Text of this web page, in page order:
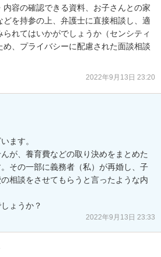
内容の確認できる資料、お子さんとの家
を持参の上、弁護士に直接相談し、適
れてはいかがでしょうか（センシティ
、プライバシーに配慮された面談相談
2022年9月13日 23:20
ます。
が、養育費などの取り決めをまとめた
その一部に義務者（私）が再婚し、子
相談をさせてもらうと言ったような内
ょうか？
2022年9月13日 23:33